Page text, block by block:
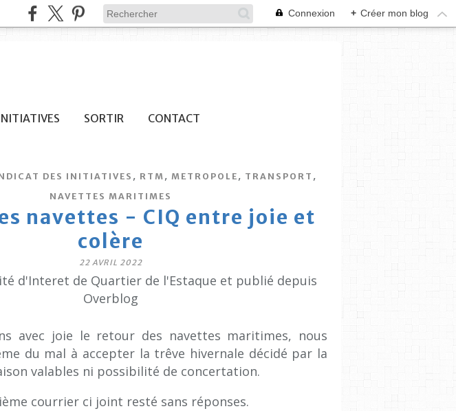
Connexion + Créer mon blog
SORTIR CONTACT
DES INITIATIVES , RTM , METROPOLE , TRANSPORT ,
NAVETTES MARITIMES
navettes - CIQ entre joie et
colère
22 AVRIL 2022
d'Interet de Quartier de l'Estaque et publié depuis
Overblog
avec joie le retour des navettes maritimes, nous
du mal à accepter la trêve hivernale décidé par la
valables ni possibilité de concertation.
courrier ci joint resté sans réponses.